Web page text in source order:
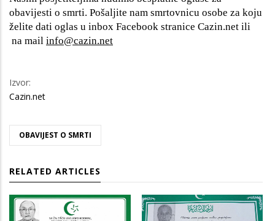
obavijesti o smrti. Pošaljite nam smrtovnicu osobe za koju
želite dati oglas u inbox Facebook stranice Cazin.net ili
na mail info@cazin.net
Izvor:
Cazin.net
OBAVIJEST O SMRTI
RELATED ARTICLES